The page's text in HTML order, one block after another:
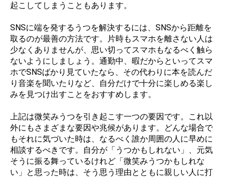
起こしてしまうこともあります。
SNSに端を発するうつを解決するには、SNSから距離を
取るのが最善の方法です。片時もスマホを離さない人は
少なくありませんが、思い切ってスマホもなるべく触ら
ないようにしましょう。通勤中、暇だからといってスマ
ホでSNSばかり見ていたなら、その代わりに本を読んだ
り音楽を聞いたりなど、自分だけで十分に楽しめる楽し
みを見つけ出すことをおすすめします。
上記は微笑みうつを引き起こす一つの要因です。これ以
外にもさまざまな要因や兆候があります。どんな場合で
もそれに気づいた時は、なるべく誰か周囲の人に早めに
相談するべきです。自分が「うつかもしれない」、元気
そうに振る舞っているけれど「微笑みうつかもしれな
い」と思った時は、そう思う理由とともに親しい人に打